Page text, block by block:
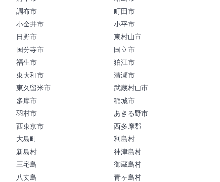
調布市
町田市
小金井市
小平市
日野市
東村山市
国分寺市
国立市
福生市
狛江市
東大和市
清瀬市
東久留米市
武蔵村山市
多摩市
稲城市
羽村市
あきる野市
西東京市
西多摩郡
大島町
利島村
新島村
神津島村
三宅島
御蔵島村
八丈島
青ヶ島村